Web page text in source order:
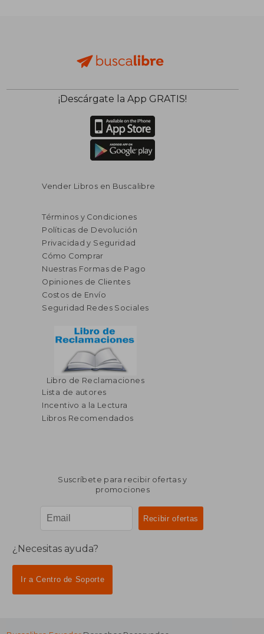
¡Descárgate la App GRATIS!
Vender Libros en Buscalibre
Términos y Condiciones
Políticas de Devolución
Privacidad y Seguridad
Cómo Comprar
Nuestras Formas de Pago
Opiniones de Clientes
Costos de Envío
Seguridad Redes Sociales
Libro de Reclamaciones
Lista de autores
Incentivo a la Lectura
Libros Recomendados
Suscríbete para recibir ofertas y
promociones
¿Necesitas ayuda?
Ir a Centro de Soporte